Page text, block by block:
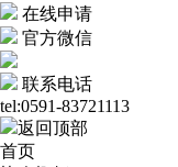
在线申请
官方微信
联系电话
tel:0591-83721113
返回顶部
首页